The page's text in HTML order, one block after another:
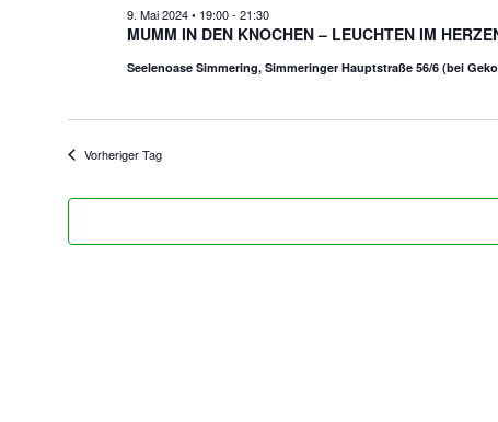
MUMM IN DEN KNOCHEN – LEUCHTEN IM
9. Mai 2024 • 19:00- 21:30
Seelenoase Simmering, Simmeringer Hauptstraße 56/6 (bei
Vorheriger Tag